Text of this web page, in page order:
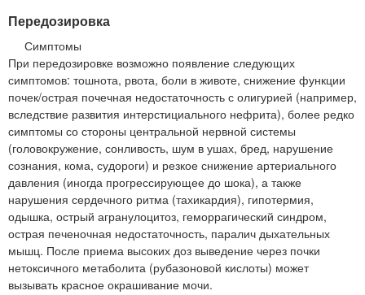
Передозировка
Симптомы
При передозировке возможно появление следующих
симптомов: тошнота, рвота, боли в животе, снижение функции
почек/острая почечная недостаточность с олигурией (например,
вследствие развития интерстициального нефрита), более редко
симптомы со стороны центральной нервной системы
(головокружение, сонливость, шум в ушах, бред, нарушение
сознания, кома, судороги) и резкое снижение артериального
давления (иногда прогрессирующее до шока), а также
нарушения сердечного ритма (тахикардия), гипотермия,
одышка, острый агранулоцитоз, геморрагический синдром,
острая печеночная недостаточность, паралич дыхательных
мышц. После приема высоких доз выведение через почки
нетоксичного метаболита (рубазоновой кислоты) может
вызывать красное окрашивание мочи.